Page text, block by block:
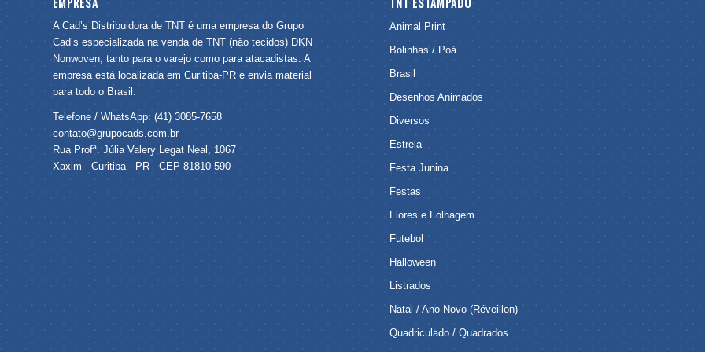
A Cad’s Distribuidora de TNT é uma empresa do Grupo
Cad’s especializada na venda de TNT (não tecidos) DKN
Nonwoven, tanto para o varejo como para atacadistas. A
empresa está localizada em Curitiba-PR e envia material
para todo o Brasil.
Telefone / WhatsApp: (41) 3085-7658
contato@grupocads.com.br
Rua Profª. Júlia Valery Legat Neal, 1067
Xaxim - Curitiba - PR - CEP 81810-590
Animal Print
Bolinhas / Poá
Brasil
Desenhos Animados
Diversos
Estrela
Festa Junina
Festas
Flores e Folhagem
Futebol
Halloween
Listrados
Natal / Ano Novo (Réveillon)
Quadriculado / Quadrados